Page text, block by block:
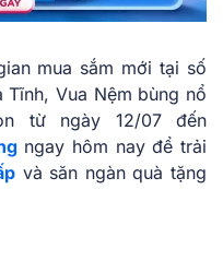
mua sắm mới tại số
Vua Nệm bùng nổ
từ ngày 12/07 đến
ngay hôm nay để trải
và săn ngàn quà tặng